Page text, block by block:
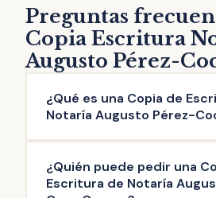
Preguntas
Copia Escritura
Augusto Pérez-
¿Qué es una Copia de
Notaría Augusto Pérez-
Pérez-Coca Crespo es una
literal del contenido de una
¿Quién puede pedir una
Escritura de Notaría